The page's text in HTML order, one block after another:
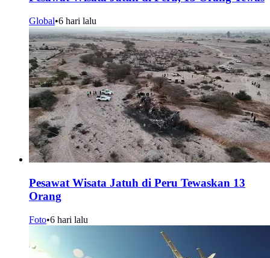
Global•6 hari lalu
Pesawat Wisata Jatuh di Peru Tewaskan 13
Orang
Foto•6 hari lalu